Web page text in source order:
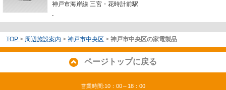
神戸市海岸線 三宮・花時計前駅
-
TOP > 周辺施設案内 > 神戸市中央区 > 神戸市中央区の家電製品
ページトップに戻る
営業時間:10：00～18：00